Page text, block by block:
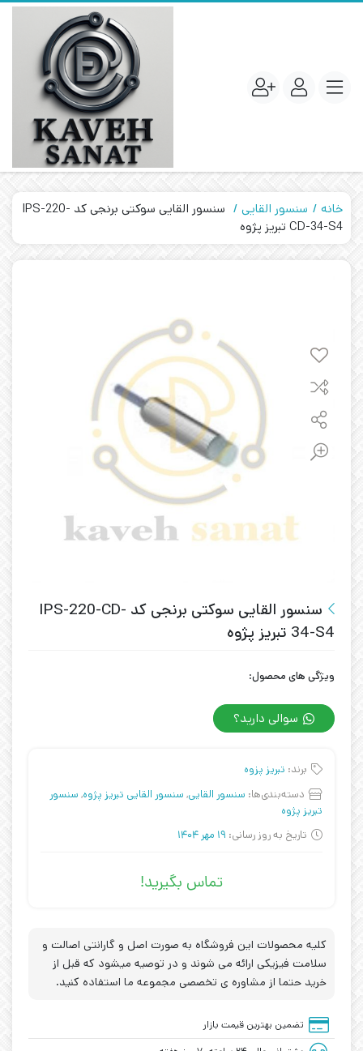
خانه سنسور القایی
سنسور القایی سوکتی برنجی کد IPS-220-
CD-34-S4 تبریز پژوه
سنسور القایی سوکتی برنجی کد IPS-220-CD-
34-S4 تبریز پژوه
ویژگی های محصول:
سوالی دارید؟
برند: تبریز پزوه
دسته‌بندی‌ها: سنسور القایی, سنسور القایی تبریز پژوه, سنسور
تبریز پژوه
تاریخ به روز رسانی: 19 مهر 1404
تماس بگیرید!
کلیه محصولات این فروشگاه به صورت اصل و گارانتی اصالت و
سلامت فیزیکی ارائه می شوند و در توصیه میشود که قبل از
خرید حتما از مشاوره ی تخصصی مجموعه ما استفاده کنید.
تضمین بهترین قیمت بازار